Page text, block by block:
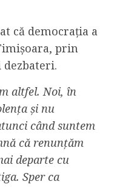
că democrația a
prin
altfel. Noi, în
și nu
când suntem
că renunțăm
departe cu
Sper ca